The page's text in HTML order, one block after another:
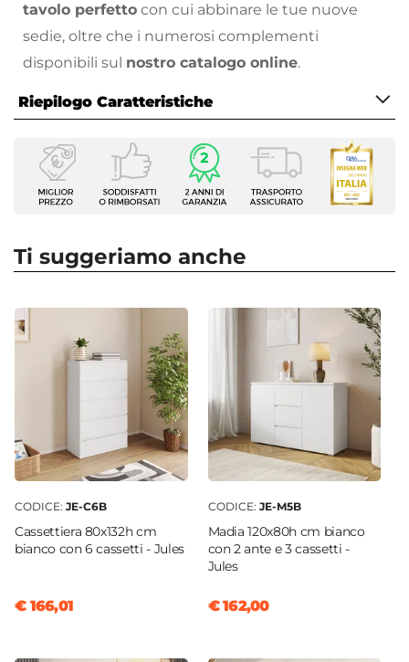
tavolo perfetto con cui abbinare le tue nuove
sedie, oltre che i numerosi complementi
disponibili sul nostro catalogo online.
Riepilogo Caratteristiche
Caratteristiche
Tipologia
Set di sedie
Numero Elementi
46 x 57 cm
Altezza Seduta
47,5 cm
Materiale Gambe
Velluto
Colore Gambe
Ti suggeriamo anche
CODICE: JE-C6B
Cassettiera 80x132h cm
bianco con 6 cassetti - Jules
€ 166,01
CODICE: JE-M5B
Madia 120x80h cm bianco
con 2 ante e 3 cassetti -
Jules
€ 162,00